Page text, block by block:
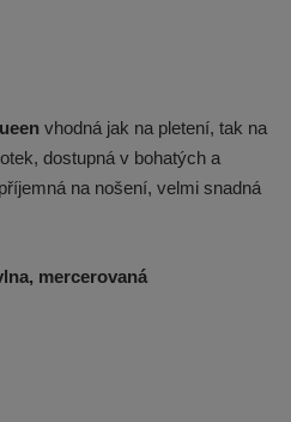
vhodná jak na pletení, tak na
dostupná v bohatých a
na nošení, velmi snadná
mercerovaná